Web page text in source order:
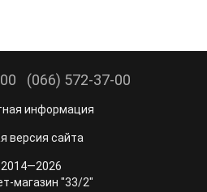
(066) 572-37-00
информация
версия сайта
магазин "33/2"